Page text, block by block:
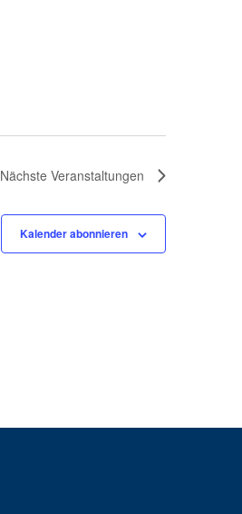
Nächste Veranstaltungen
Kalender abonnieren